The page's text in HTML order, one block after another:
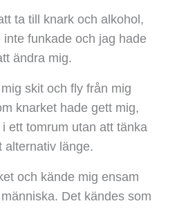
ta till knark och alkohol,
funkade och jag hade
ändra mig.
skit och fly från mig
knarket hade gett mig,
ett tomrum utan att tänka
alternativ länge.
och kände mig ensam
Det kändes som